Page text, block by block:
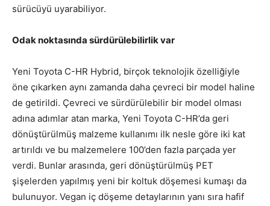
sürücüyü uyarabiliyor.
Odak noktasında sürdürülebilirlik var
Yeni Toyota C-HR Hybrid, birçok teknolojik özelliğiyle
öne çıkarken aynı zamanda daha çevreci bir model haline
de getirildi. Çevreci ve sürdürülebilir bir model olması
adına adımlar atan marka, Yeni Toyota C-HR’da geri
dönüştürülmüş malzeme kullanımı ilk nesle göre iki kat
artırıldı ve bu malzemelere 100’den fazla parçada yer
verdi. Bunlar arasında, geri dönüştürülmüş PET
şişelerden yapılmış yeni bir koltuk döşemesi kumaşı da
bulunuyor. Vegan iç döşeme detaylarının yanı sıra hafif